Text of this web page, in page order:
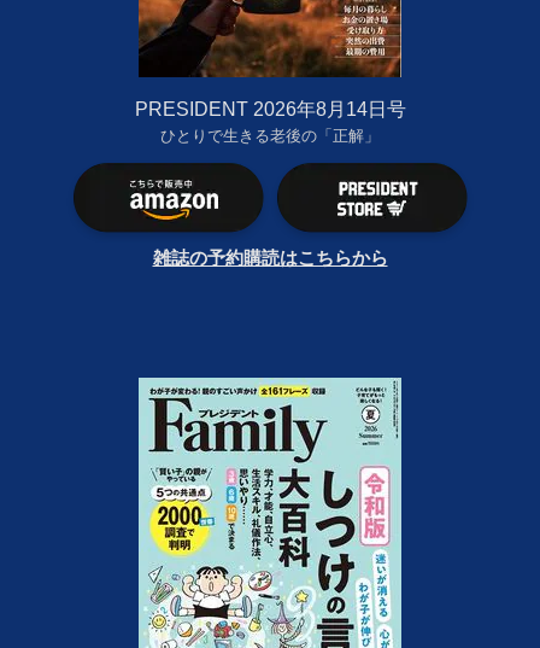
PRESIDENT 2026年8月14日号
ひとりで生きる老後の「正解」
雑誌の予約購読はこちらから